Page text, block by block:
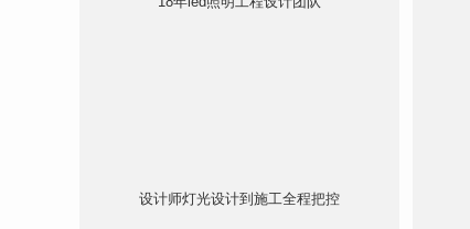
设计师灯光设计到施工全程把控